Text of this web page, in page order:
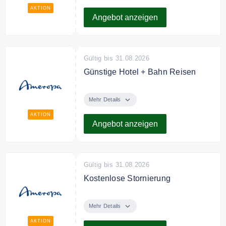
AKTION
Angebot anzeigen
AKTION
Gültig bis 31.08.2026
Günstige Hotel + Bahn Reisen
günstige Hotel + Bahn Reisen.
Mehr Details
Angebot anzeigen
AKTION
Gültig bis 31.08.2026
Kostenlose Stornierung
vor Anreise kostenlos umbuchen
Mehr Details